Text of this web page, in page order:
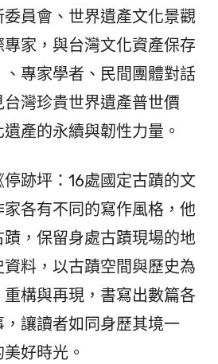
員會、世界遺產文化景觀
家，與台灣文化資產保存
專家學者、民間團體對話
灣珍貴世界遺產普世價
產的永續與韌性力量。
跡坪：16處國定古蹟的文
各有不同的寫作風格，他
，保留身處古蹟現場的地
料，以古蹟空間與歷史為
構與再現，書寫出數篇各
讓讀者如同身歷其境一
好時光。